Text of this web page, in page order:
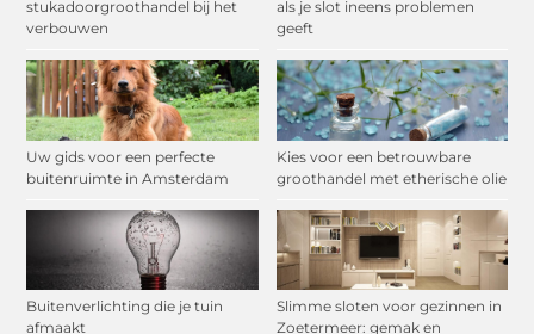
stukadoorgroothandel bij het
verbouwen
als je slot ineens problemen
geeft
Uw gids voor een perfecte
buitenruimte in Amsterdam
Kies voor een betrouwbare
groothandel met etherische olie
Buitenverlichting die je tuin
afmaakt
Slimme sloten voor gezinnen in
Zoetermeer: gemak en